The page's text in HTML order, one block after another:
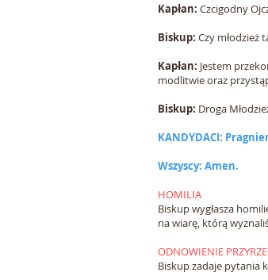
Kapłan: Czcigodny
Biskup: Czy młodzież
Kapłan: Jestem
modlitwie oraz
Biskup: Droga
KANDYDACI:
Wszyscy: Amen.
HOMILIA
Biskup wygłasza
na wiarę, którą
ODNOWIENIE
Biskup zadaje pytania